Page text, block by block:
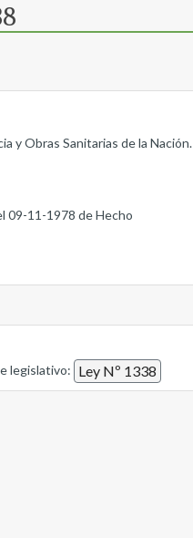
y Obras Sanitarias de la Nación.
09-11-1978 de Hecho
legislativo: Ley Nº 1338